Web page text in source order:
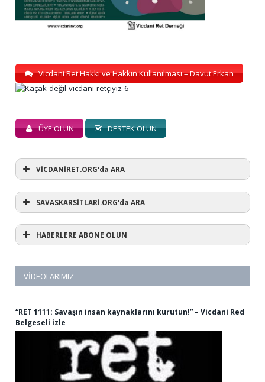
Vicdani Ret Hakkı ve Hakkın Kullanılması – Davut Erkan
ÜYE OLUN DESTEK OLUN
VİCDANİRET.ORG'da ARA
SAVASKARSİTLARİ.ORG'da ARA
HABERLERE ABONE OLUN
VIDEOLARIMIZ
“RET 1111: Savaşın insan kaynaklarını kurutun!” – Vicdani Red
Belgeseli izle